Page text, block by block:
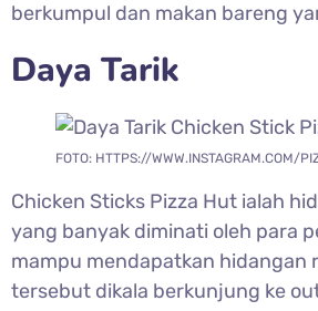
berkumpul dan makan bareng
Daya Tarik
FOTO: HTTPS://WWW.INSTAGRAM.COM/
Chicken Sticks Pizza Hut ialah
yang banyak diminati oleh para
mampu mendapatkan hidangan
tersebut dikala berkunjung ke